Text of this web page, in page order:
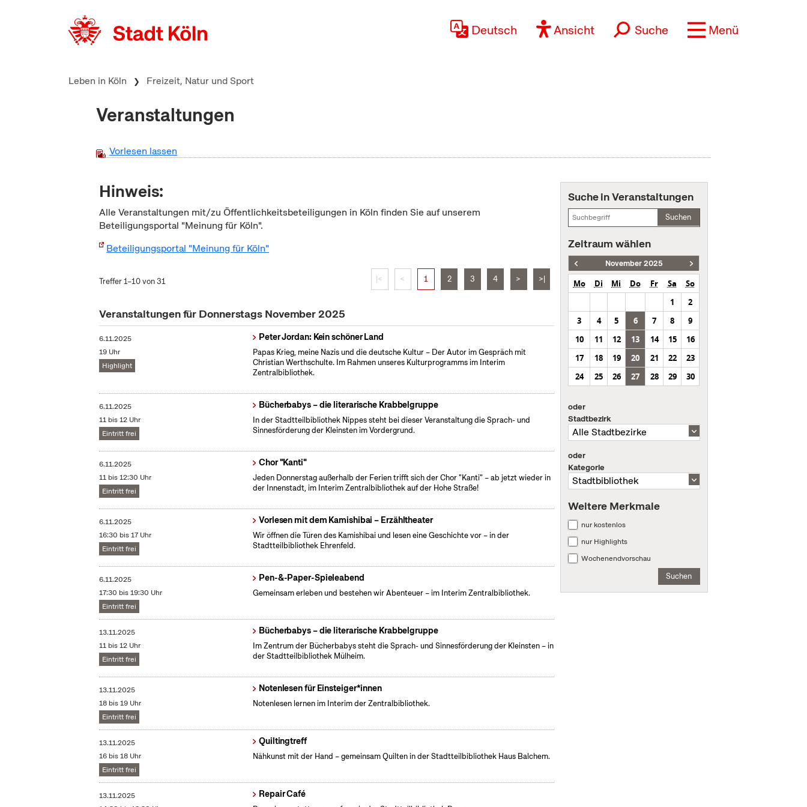
Deutsch Ansicht Suche Menü
Leben in Köln Freizeit, Natur und Sport
Veranstaltungen
Vorlesen lassen
Hinweis:
Alle Veranstaltungen mit/zu Öffentlichkeitsbeteiligungen in Köln finden Sie auf unserem
Beteiligungsportal "Meinung für Köln".
Beteiligungsportal "Meinung für Köln"
Treffer 1–10 von 31 |< < 1 2 3 4 > >|
Veranstaltungen für Donnerstags November 2025
6.11.2025
19 Uhr
Highlight
Peter Jordan: Kein schöner Land
Papas Krieg, meine Nazis und die deutsche Kultur – Der Autor im Gespräch mit
Christian Werthschulte. Im Rahmen unseres Kulturprogramms im Interim
Zentralbibliothek.
6.11.2025
11 bis 12 Uhr
Eintritt frei
Bücherbabys – die literarische Krabbelgruppe
In der Stadtteilbibliothek Nippes steht bei dieser Veranstaltung die Sprach- und
Sinnesförderung der Kleinsten im Vordergrund.
6.11.2025
11 bis 12:30 Uhr
Eintritt frei
Chor "Kanti"
Jeden Donnerstag außerhalb der Ferien trifft sich der Chor "Kanti" – ab jetzt wieder in
der Innenstadt, im Interim Zentralbibliothek auf der Hohe Straße!
6.11.2025
16:30 bis 17 Uhr
Eintritt frei
Vorlesen mit dem Kamishibai – Erzähltheater
Wir öffnen die Türen des Kamishibai und lesen eine Geschichte vor – in der
Stadtteilbibliothek Ehrenfeld.
6.11.2025
17:30 bis 19:30 Uhr
Eintritt frei
Pen-&-Paper-Spieleabend
Gemeinsam erleben und bestehen wir Abenteuer – im Interim Zentralbibliothek.
13.11.2025
11 bis 12 Uhr
Eintritt frei
Bücherbabys – die literarische Krabbelgruppe
Im Zentrum der Bücherbabys steht die Sprach- und Sinnesförderung der Kleinsten – in
der Stadtteilbibliothek Mülheim.
13.11.2025
18 bis 19 Uhr
Eintritt frei
Notenlesen für Einsteiger*innen
Notenlesen lernen im Interim der Zentralbibliothek.
13.11.2025
16 bis 18 Uhr
Eintritt frei
Quiltingtreff
Nähkunst mit der Hand – gemeinsam Quilten in der Stadtteilbibliothek Haus Balchem.
13.11.2025
Repair Café
Suche in Veranstaltungen
Suchen
Zeitraum wählen
November 2025
Mo Di Mi Do Fr Sa
So
1
2
3
4 5 6 7 8
9
10
11 12 13 14 15
16
17
18 19 20 21 22
23
24
25 26 27 28 29 30
oder
Stadtbezirk
oder
Kategorie
Weitere Merkmale
nur kostenlos
nur Highlights
Wochenendvorschau
Suchen